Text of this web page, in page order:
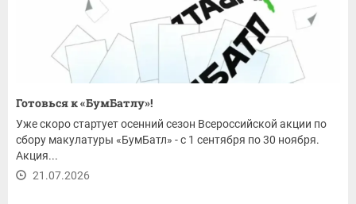
Готовься к «БумБатлу»!
Уже скоро стартует осенний сезон Всероссийской акции по
сбору макулатуры «БумБатл» - с 1 сентября по 30 ноября.
Акция...
21.07.2026